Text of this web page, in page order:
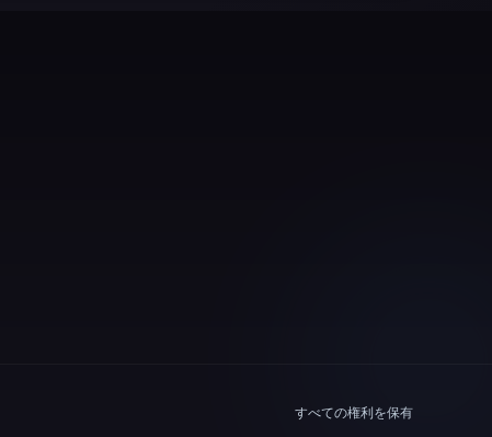
すべての権利を保有